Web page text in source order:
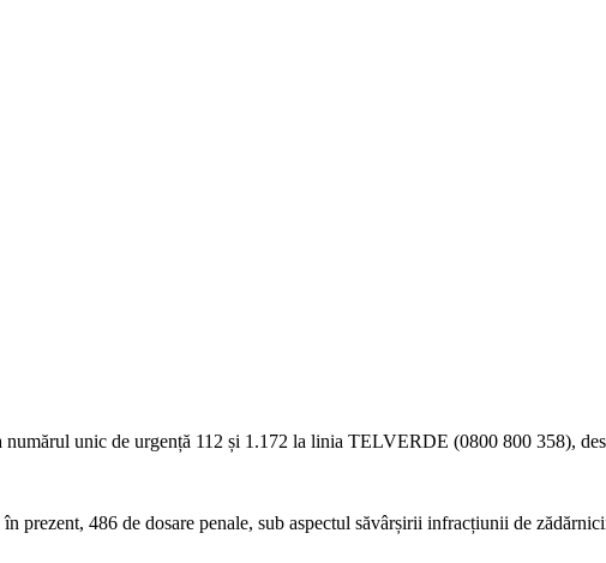
unic de urgență 112 și 1.172 la linia TELVERDE (0800 800 358),
prezent, 486 de dosare penale, sub aspectul săvârșirii infracțiunii de